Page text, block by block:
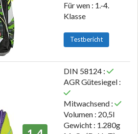
Für wen : 1.-4.
Klasse
Testbericht
DIN 58124 :
AGR Gütesiegel :
Mitwachsend :
Volumen : 20,5l
Gewicht : 1.280g